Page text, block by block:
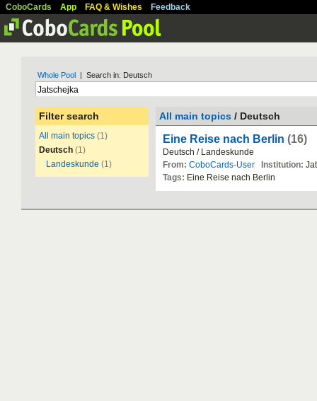
CoboCards App FAQ & Wishes Feedback
Whole Pool | Search in: Deutsch
Filter search
All main topics (1)
Deutsch (1)
Landeskunde (1)
All main topics / Deutsch
Eine Reise nach Berlin (16)
Deutsch / Landeskunde
From: CoboCards-User Institution:
Tags: Eine Reise nach Berlin